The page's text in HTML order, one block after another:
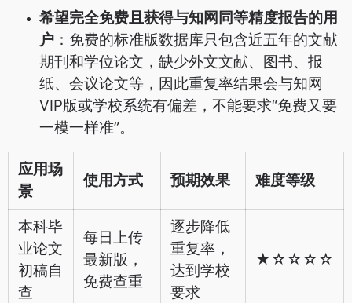
希望完全免费且获得与知网同等精度报告的用
户 ：免费的标准版数据库只包含近五年的文献
期刊和学位论文，缺少外文文献、图书、报
纸、会议论文等，因此重复率结果会与知网
VIP版或学校系统有偏差，不能要求“免费又要
一模一样准”。
应用场
景
使用方式 预期效果 难度等级
本科毕
业论文
初稿自
查
每日上传
最新版，
免费查重
逐步降低
重复率，
达到学校
要求
★☆☆☆☆